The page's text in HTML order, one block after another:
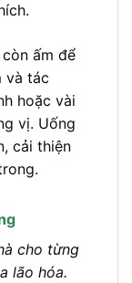
ấm để
và tác
hoặc vài
vị. Uống
cải thiện
cho từng
lão hóa.